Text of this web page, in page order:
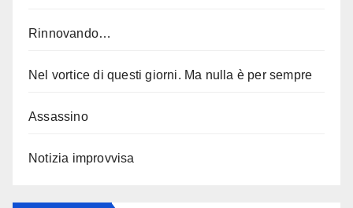
Rinnovando…
Nel vortice di questi giorni. Ma nulla è per sempre
Assassino
Notizia improvvisa